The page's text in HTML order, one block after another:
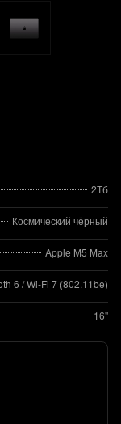
2Тб
Космический чёрный
Apple M5 Max
6 / Wi‑Fi 7 (802.11be)
16"